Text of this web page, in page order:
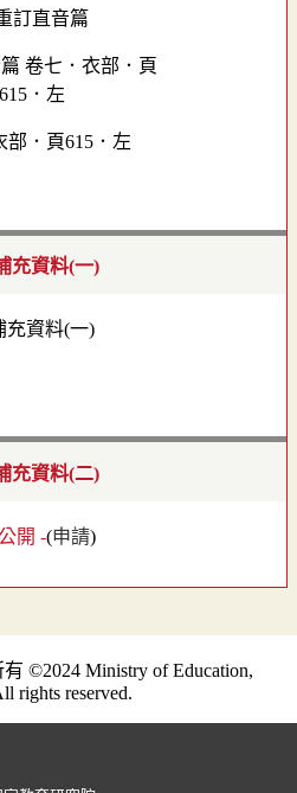
部．頁615．左
充資料(一)
充資料(二)
開 -(申請)
©2024 Ministry of Education,
rights reserved.